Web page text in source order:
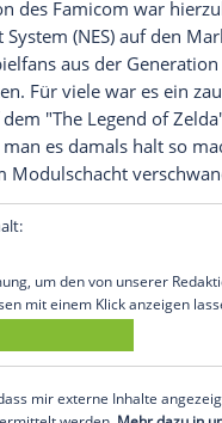
geworden.
Wie alles begann
entfernten
und
Family
mit dem
nicht damals
1987 in
des